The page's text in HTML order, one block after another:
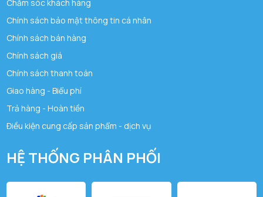
Chăm sóc khách hàng
Chính sách bảo mật thông tin cá nhân
Chính sách bán hàng
Chính sách giá
Chính sách thanh toán
Giao hàng - Biểu phí
Trả hàng - Hoàn tiền
Điều kiện cung cấp sản phẩm - dịch vụ
HỆ THỐNG PHÂN PHỐI